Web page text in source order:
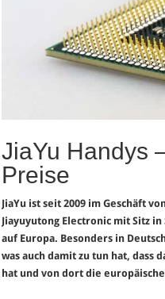
JiaYu Handys
Preise
JiaYu ist seit 2009 im Geschäft
Jiayuyutong Electronic mit Sitz
auf Europa. Besonders in
was auch damit zu tun hat, dass
hat und von dort die